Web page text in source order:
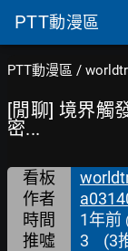
PTT動漫區
PTT動漫區 /
[閒聊] 境界觸
密...
看板
作者
時間 1年前
推噓 3 (3